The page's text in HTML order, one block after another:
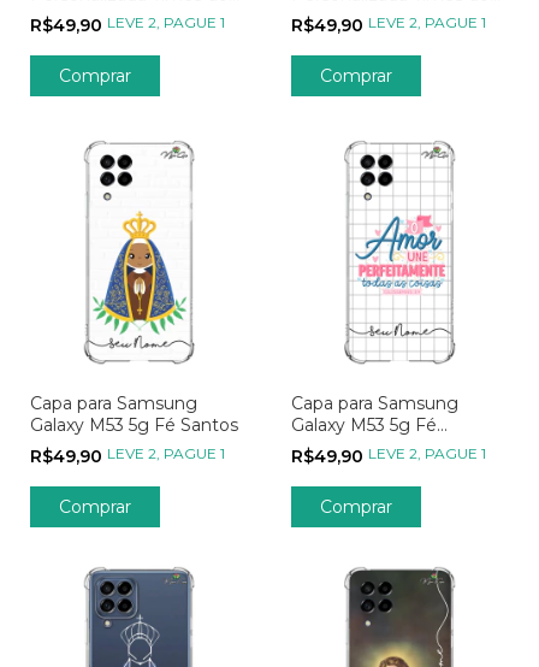
Coração Seleções
R$49,90 LEVE 2, PAGUE 1
Coração Nacionais
R$49,90 LEVE 2, PAGUE 1
Capa para Samsung
Galaxy M53 5g Fé Santos
R$49,90 LEVE 2, PAGUE 1
Comprar
Capa para Samsung
Galaxy M53 5g Fé
Versículos
R$49,90 LEVE 2, PAGUE 1
Comprar